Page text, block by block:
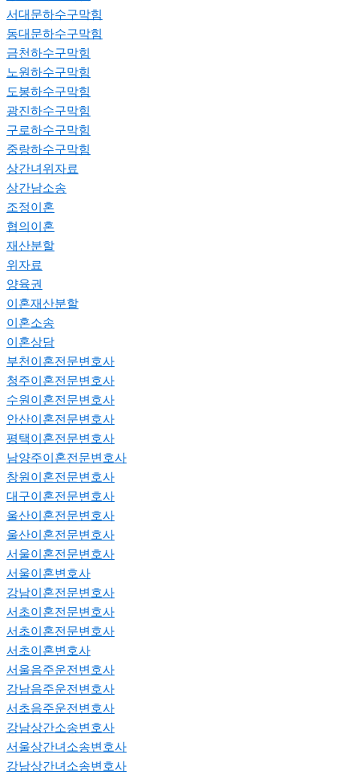
서대문하수구막힘
동대문하수구막힘
금천하수구막힘
노원하수구막힘
도봉하수구막힘
광진하수구막힘
구로하수구막힘
중랑하수구막힘
상간녀위자료
상간남소송
조정이혼
협의이혼
재산분할
위자료
양육권
이혼재산분할
이혼소송
이혼상담
부천이혼전문변호사
청주이혼전문변호사
수원이혼전문변호사
안산이혼전문변호사
평택이혼전문변호사
남양주이혼전문변호사
창원이혼전문변호사
대구이혼전문변호사
울산이혼전문변호사
울산이혼전문변호사
서울이혼전문변호사
서울이혼변호사
강남이혼전문변호사
서초이혼전문변호사
서초이혼전문변호사
서초이혼변호사
서울음주운전변호사
강남음주운전변호사
서초음주운전변호사
강남상간소송변호사
서울상간녀소송변호사
강남상간녀소송변호사